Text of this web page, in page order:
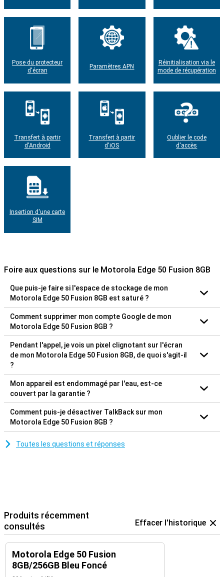
Pose du protecteur
d'écran
Paramètres APN
Réinitialisation via le
mode de récupération
Transfert à partir
d'Android
Transfert à partir
d'iOS
Oublier le code
d'accès
Insertion d'une carte
SIM
Foire aux questions sur le Motorola Edge 50 Fusion 8GB
Que puis-je faire si l'espace de stockage de mon
Motorola Edge 50 Fusion 8GB est saturé ?
Comment supprimer mon compte Google de mon
Motorola Edge 50 Fusion 8GB ?
Pendant l'appel, je vois un pixel clignotant sur l'écran
de mon Motorola Edge 50 Fusion 8GB, de quoi s'agit-il
?
Mon appareil est endommagé par l'eau, est-ce
couvert par la garantie ?
Comment puis-je désactiver TalkBack sur mon
Motorola Edge 50 Fusion 8GB ?
Toutes les questions et réponses
Produits récemment
consultés
Effacer l'historique
Motorola Edge 50 Fusion
8GB/256GB Bleu Foncé